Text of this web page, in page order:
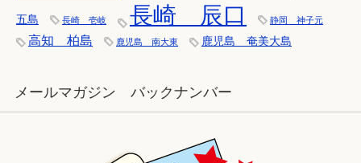
五島 長崎 壱岐 長崎 辰口 静岡 神子元
高知 柏島 鹿児島 南大東 鹿児島 奄美大島
メールマガジン バックナンバー